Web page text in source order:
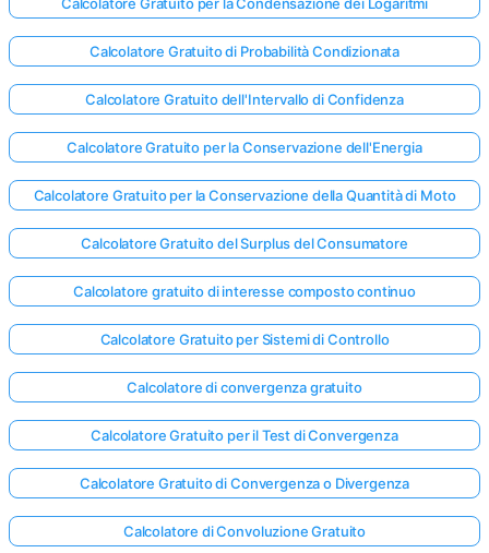
Calcolatore Gratuito di Probabilità Condizionata
Calcolatore Gratuito dell'Intervallo di Confidenza
Calcolatore Gratuito per la Conservazione dell'Energia
Calcolatore Gratuito per la Conservazione della Quantità di Moto
Calcolatore Gratuito del Surplus del Consumatore
Calcolatore gratuito di interesse composto continuo
Calcolatore Gratuito per Sistemi di Controllo
Calcolatore di convergenza gratuito
Calcolatore Gratuito per il Test di Convergenza
Calcolatore Gratuito di Convergenza o Divergenza
Calcolatore di Convoluzione Gratuito